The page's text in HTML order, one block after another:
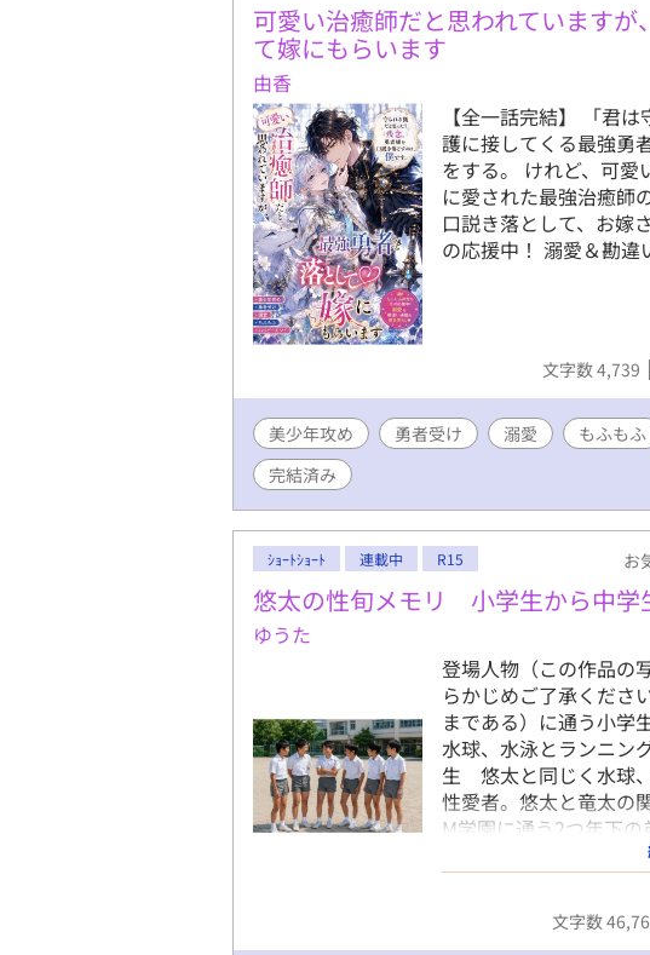
可愛い治癒師だと思われていますが
て嫁にもらいます
由香
【全一話完結】 「君
護に接してくる最強勇
をする。 けれど、可愛
に愛された最強治癒師
口説き落として、お嫁
の応援中！ 溺愛＆勘違
文字数 4,739
美少年攻め 勇者受け 溺愛 もふもふ
完結済み
ｼｮｰﾄｼｮｰﾄ 連載中 R15 お
悠太の性旬メモリ 小学生から中学
ゆうた
登場人物（この作品の
らかじめご了承くださ
まである）に通う小学
水球、水泳とランニン
生 悠太と同じく水球
性愛者。悠太と竜太の
M学園に通う2つ年下
ニングが好き。兄の悠
と水球部、水泳部、駅
園に。わんぱく相撲優
系のホモ 水野先輩：
文字数